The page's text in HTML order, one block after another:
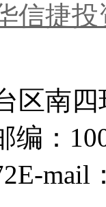
信捷
区南
编：
E-mail